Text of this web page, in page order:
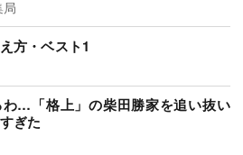
方・ベスト1
…「格上」の柴田勝家を追い抜い
ぎた